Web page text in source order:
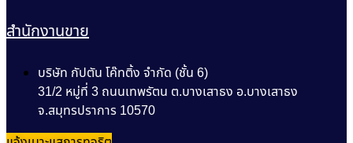
สำนักงานขาย
บริษัท กัปตัน โค๊ทติ้ง จำกัด (ชั้น 6)
31/2 หมู่ที่ 3 ถนนเทพรัตน ต.บางเสาธง อ.บางเสาธง
จ.สมุทรปราการ 10570